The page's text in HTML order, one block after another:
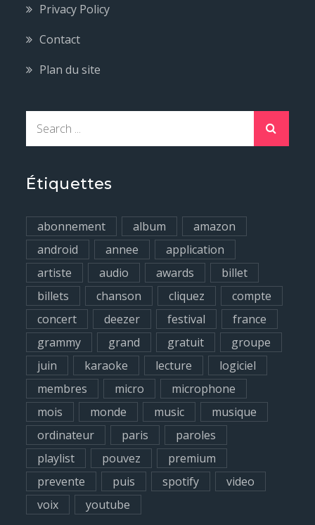
Privacy Policy
Contact
Plan du site
r
h
f
o
Étiquettes
abonnement album
amazon
android
annee
application
artiste
audio awards
billet
billets
chanson cliquez
compte
concert
deezer festival
france
grammy
grand gratuit
groupe
juin
karaoke lecture
logiciel
membres
micro
microphone
mois
monde music
musique
ordinateur
paris
paroles
playlist
pouvez
premium
prevente
puis spotify
video
voix
youtube